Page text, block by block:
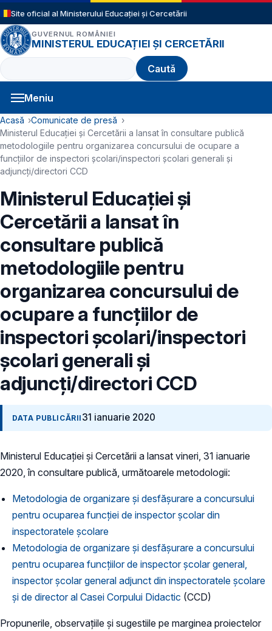
Sari la conținutul principal
Site oficial al Ministerului Educației și Cercetării
GUVERNUL ROMÂNIEI
MINISTERUL EDUCAȚIEI ȘI CERCETĂRII
Caută
Meniu
Navigație principală
Cale de navigare
Acasă
Comunicate de presă
Ministerul Educației și Cercetării a lansat în consultare publică
metodologiile pentru organizarea concursului de ocupare a
funcțiilor de inspectori școlari/inspectori școlari generali și
adjuncți/directori CCD
Ministerul Educației și
Cercetării a lansat în
consultare publică
metodologiile pentru
organizarea concursului de
ocupare a funcțiilor de
inspectori școlari/inspectori
școlari generali și
adjuncți/directori CCD
DATA PUBLICĂRII 31 ianuarie 2020
Ministerul Educației și Cercetării a lansat vineri, 31 ianuarie
2020, în consultare publică, următoarele metodologii:
Metodologia de organizare și desfășurare a concursului
pentru ocuparea funcției de inspector școlar din
inspectoratele școlare
Metodologia de organizare şi desfăşurare a concursului
pentru ocuparea funcţiilor de inspector şcolar general,
inspector şcolar general adjunct din inspectoratele şcolare
şi de director al Casei Corpului Didactic (CCD)
Propunerile, observațiile și sugestiile pe marginea proiectelor